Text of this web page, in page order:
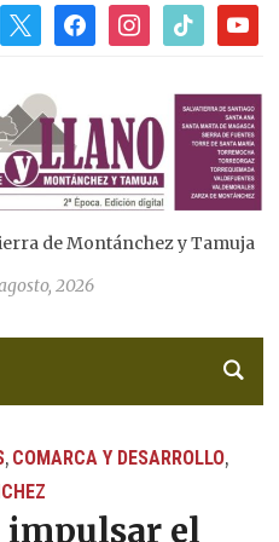
facebookinstagram
tiktok
de Montánchez y Tamuja
2026
, COMARCA Y DESARROLLO,
impulsar el